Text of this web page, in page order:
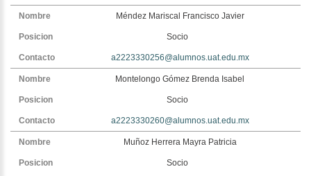
Méndez Mariscal Francisco Javier
Socio
a2223330256@alumnos.uat.edu.mx
Montelongo Gómez Brenda Isabel
Socio
a2223330260@alumnos.uat.edu.mx
Muñoz Herrera Mayra Patricia
Socio